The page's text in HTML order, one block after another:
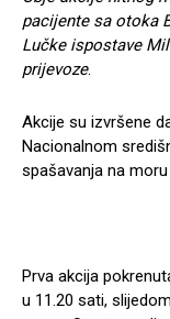
pacijente sa otoka
Lučke ispostave
prijevoze.
Akcije su izvršene
Nacionalnom
spašavanja na moru
Prva akcija
u 11.20 sati,